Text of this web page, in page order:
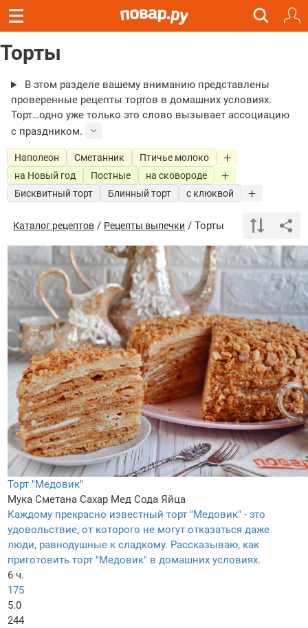
Торты
В этом разделе вашему вниманию представлены
проверенные рецепты тортов в домашних условиях.
Торт…одно уже только это слово вызывает ассоциацию
с праздником.
Наполеон Сметанник
Птичье молоко
на Новый год
Постные
на сковороде
Бисквитный торт
Блинный торт с клюквой
Каталог рецептов / Рецепты выпечки / Торты
Торт "Медовик"
Мука Сметана Сахар Мед Сода Яйца
Каждому прекрасно известный торт "Медовик" - это
удовольствие, от которого не могут отказаться даже
люди, равнодушные к сладкому. Рассказываю, как
приготовить торт "Медовик" в домашних условиях.
6 ч.
175
5.0
244